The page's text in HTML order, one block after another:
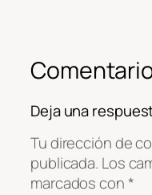
Deja una
Tu dirección de
publicada. Los
marcados con*